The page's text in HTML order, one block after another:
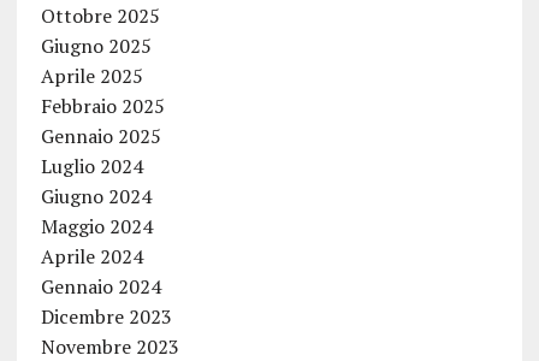
Ottobre 2025
Giugno 2025
Aprile 2025
Febbraio 2025
Gennaio 2025
Luglio 2024
Giugno 2024
Maggio 2024
Aprile 2024
Gennaio 2024
Dicembre 2023
Novembre 2023